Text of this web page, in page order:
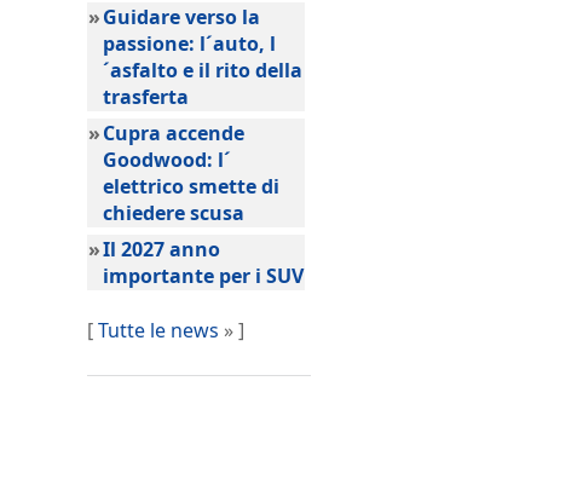
»Guidare verso la
passione: l´auto, l
´asfalto e il rito della
trasferta
»Cupra accende
Goodwood: l´
elettrico smette di
chiedere scusa
»Il 2027 anno
importante per i SUV
[Tutte le news » ]